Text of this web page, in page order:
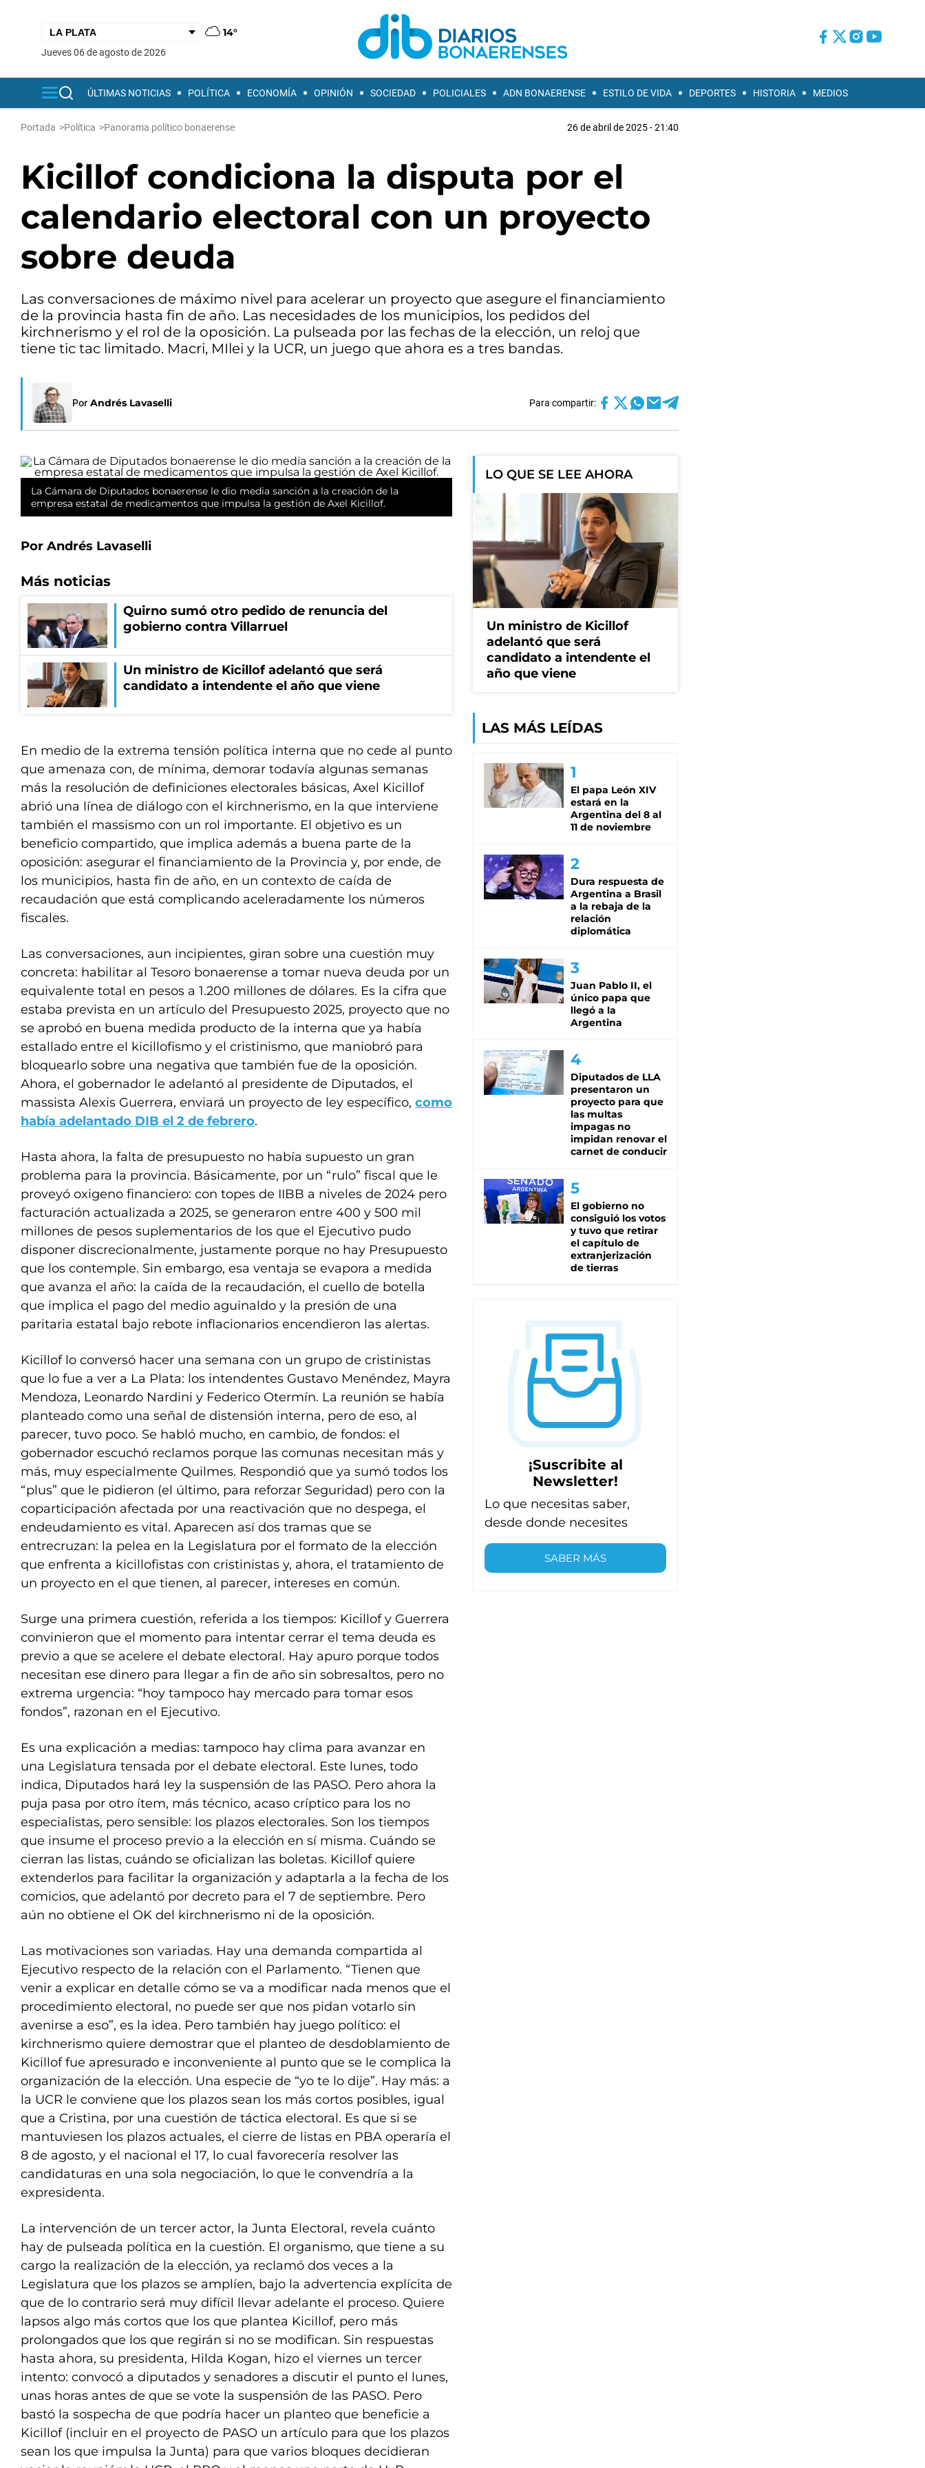
14°
jueves 06 de agosto de 2026
ÚLTIMAS NOTICIAS POLÍTICA ECONOMÍA OPINIÓN SOCIEDAD POLICIALES ADN BONAERENSE ESTILO DE VIDA DEPORTES HISTORIA MEDIOS
Portada >Política >Panorama político bonaerense 26 de abril de 2025 - 21:40
Kicillof condiciona la disputa por el
calendario electoral con un proyecto
sobre deuda
Las conversaciones de máximo nivel para acelerar un proyecto que asegure el financiamiento
de la provincia hasta fin de año. Las necesidades de los municipios, los pedidos del
kirchnerismo y el rol de la oposición. La pulseada por las fechas de la elección, un reloj que
tiene tic tac limitado. Macri, MIlei y la UCR, un juego que ahora es a tres bandas.
Por Andrés Lavaselli Para compartir:
La Cámara de Diputados bonaerense le dio media sanción a la creación de la
empresa estatal de medicamentos que impulsa la gestión de Axel Kicillof.
Por Andrés Lavaselli
Más noticias
Quirno sumó otro pedido de renuncia del
gobierno contra Villarruel
Un ministro de Kicillof adelantó que será
candidato a intendente el año que viene
En medio de la extrema tensión política interna que no cede al punto
que amenaza con, de mínima, demorar todavía algunas semanas
más la resolución de definiciones electorales básicas, Axel Kicillof
abrió una línea de diálogo con el kirchnerismo, en la que interviene
también el massismo con un rol importante. El objetivo es un
beneficio compartido, que implica además a buena parte de la
oposición: asegurar el financiamiento de la Provincia y, por ende, de
los municipios, hasta fin de año, en un contexto de caída de
recaudación que está complicando aceleradamente los números
fiscales.
Las conversaciones, aun incipientes, giran sobre una cuestión muy
concreta: habilitar al Tesoro bonaerense a tomar nueva deuda por un
equivalente total en pesos a 1.200 millones de dólares. Es la cifra que
estaba prevista en un artículo del Presupuesto 2025, proyecto que no
se aprobó en buena medida producto de la interna que ya había
estallado entre el kicillofismo y el cristinismo, que maniobró para
bloquearlo sobre una negativa que también fue de la oposición.
Ahora, el gobernador le adelantó al presidente de Diputados, el
massista Alexis Guerrera, enviará un proyecto de ley específico, como
había adelantado DIB el 2 de febrero.
Hasta ahora, la falta de presupuesto no había supuesto un gran
problema para la provincia. Básicamente, por un “rulo” fiscal que le
proveyó oxigeno financiero: con topes de IIBB a niveles de 2024 pero
facturación actualizada a 2025, se generaron entre 400 y 500 mil
millones de pesos suplementarios de los que el Ejecutivo pudo
disponer discrecionalmente, justamente porque no hay Presupuesto
que los contemple. Sin embargo, esa ventaja se evapora a medida
que avanza el año: la caída de la recaudación, el cuello de botella
que implica el pago del medio aguinaldo y la presión de una
paritaria estatal bajo rebote inflacionarios encendieron las alertas.
Kicillof lo conversó hacer una semana con un grupo de cristinistas
que lo fue a ver a La Plata: los intendentes Gustavo Menéndez, Mayra
Mendoza, Leonardo Nardini y Federico Otermín. La reunión se había
planteado como una señal de distensión interna, pero de eso, al
parecer, tuvo poco. Se habló mucho, en cambio, de fondos: el
gobernador escuchó reclamos porque las comunas necesitan más y
más, muy especialmente Quilmes. Respondió que ya sumó todos los
“plus” que le pidieron (el último, para reforzar Seguridad) pero con la
coparticipación afectada por una reactivación que no despega, el
endeudamiento es vital. Aparecen así dos tramas que se
entrecruzan: la pelea en la Legislatura por el formato de la elección
que enfrenta a kicillofistas con cristinistas y, ahora, el tratamiento de
un proyecto en el que tienen, al parecer, intereses en común.
Surge una primera cuestión, referida a los tiempos: Kicillof y Guerrera
convinieron que el momento para intentar cerrar el tema deuda es
previo a que se acelere el debate electoral. Hay apuro porque todos
necesitan ese dinero para llegar a fin de año sin sobresaltos, pero no
extrema urgencia: “hoy tampoco hay mercado para tomar esos
fondos”, razonan en el Ejecutivo.
Es una explicación a medias: tampoco hay clima para avanzar en
una Legislatura tensada por el debate electoral. Este lunes, todo
indica, Diputados hará ley la suspensión de las PASO. Pero ahora la
puja pasa por otro ítem, más técnico, acaso críptico para los no
especialistas, pero sensible: los plazos electorales. Son los tiempos
que insume el proceso previo a la elección en sí misma. Cuándo se
cierran las listas, cuándo se oficializan las boletas. Kicillof quiere
extenderlos para facilitar la organización y adaptarla a la fecha de los
comicios, que adelantó por decreto para el 7 de septiembre. Pero
aún no obtiene el OK del kirchnerismo ni de la oposición.
Las motivaciones son variadas. Hay una demanda compartida al
Ejecutivo respecto de la relación con el Parlamento. “Tienen que
venir a explicar en detalle cómo se va a modificar nada menos que el
procedimiento electoral, no puede ser que nos pidan votarlo sin
avenirse a eso”, es la idea. Pero también hay juego político: el
kirchnerismo quiere demostrar que el planteo de desdoblamiento de
Kicillof fue apresurado e inconveniente al punto que se le complica la
organización de la elección. Una especie de “yo te lo dije”. Hay más: a
la UCR le conviene que los plazos sean los más cortos posibles, igual
que a Cristina, por una cuestión de táctica electoral. Es que si se
mantuviesen los plazos actuales, el cierre de listas en PBA operaría el
8 de agosto, y el nacional el 17, lo cual favorecería resolver las
candidaturas en una sola negociación, lo que le convendría a la
expresidenta.
La intervención de un tercer actor, la Junta Electoral, revela cuánto
hay de pulseada política en la cuestión. El organismo, que tiene a su
cargo la realización de la elección, ya reclamó dos veces a la
Legislatura que los plazos se amplíen, bajo la advertencia explícita de
que de lo contrario será muy difícil llevar adelante el proceso. Quiere
lapsos algo más cortos que los que plantea Kicillof, pero más
prolongados que los que regirán si no se modifican. Sin respuestas
hasta ahora, su presidenta, Hilda Kogan, hizo el viernes un tercer
intento: convocó a diputados y senadores a discutir el punto el lunes,
unas horas antes de que se vote la suspensión de las PASO. Pero
bastó la sospecha de que podría hacer un planteo que beneficie a
Kicillof (incluir en el proyecto de PASO un artículo para que los plazos
sean los que impulsa la Junta) para que varios bloques decidieran
LO QUE SE LEE AHORA
Un ministro de Kicillof
adelantó que será
candidato a intendente el
año que viene
LAS MÁS LEÍDAS
El papa León XIV
estará en la
Argentina del 8 al
11 de noviembre
Dura respuesta de
Argentina a Brasil
a la rebaja de la
relación
diplomática
Juan Pablo II, el
único papa que
llegó a la
Argentina
Diputados de LLA
presentaron un
proyecto para que
las multas
impagas no
impidan renovar el
carnet de conducir
El gobierno no
consiguió los votos
y tuvo que retirar
el capítulo de
extranjerización
de tierras
¡Suscribite al
Newsletter!
Lo que necesitas saber,
desde donde necesites
SABER MÁS